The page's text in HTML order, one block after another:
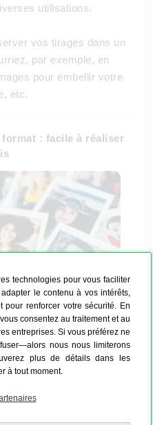
technologies pour vous faciliter
le contenu à vos intérêts,
renforcer votre sécurité. En
consentez au traitement et au
entreprises. Si vous préférez ne
nous nous limiterons
plus de détails dans les
à tout moment.
utilisations.
vos tirages dans un
par exemple, en
pour embellir votre
etc.
: facile à réaliser
miser sur
c’est faire des
sa praticité. En effet,